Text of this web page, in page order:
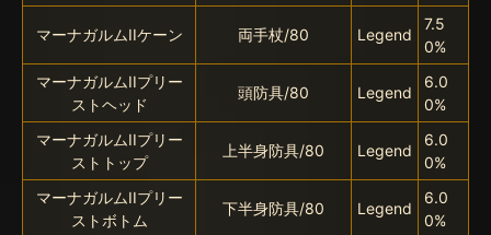
マーナガルムIIケーン 両手杖/80 Legend
7.5
0%
マーナガルムIIプリー
ストヘッド
頭防具/80 Legend
6.0
0%
マーナガルムIIプリー
ストトップ
上半身防具/80 Legend
6.0
0%
マーナガルムIIプリー
ストボトム
下半身防具/80 Legend
6.0
0%